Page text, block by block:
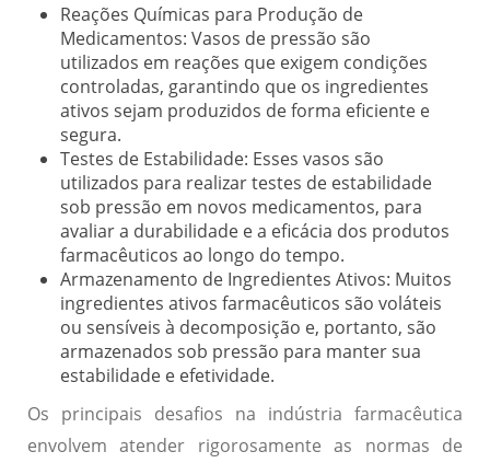
Reações Químicas para Produção de
Medicamentos: Vasos de pressão são
utilizados em reações que exigem condições
controladas, garantindo que os ingredientes
ativos sejam produzidos de forma eficiente e
segura.
Testes de Estabilidade: Esses vasos são
utilizados para realizar testes de estabilidade
sob pressão em novos medicamentos, para
avaliar a durabilidade e a eficácia dos produtos
farmacêuticos ao longo do tempo.
Armazenamento de Ingredientes Ativos: Muitos
ingredientes ativos farmacêuticos são voláteis
ou sensíveis à decomposição e, portanto, são
armazenados sob pressão para manter sua
estabilidade e efetividade.
Os principais desafios na indústria farmacêutica
envolvem atender rigorosamente as normas de